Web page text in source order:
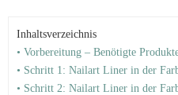
Inhaltsverzeichnis
• Vorbereitung – Benötigte
• Schritt 1: Nailart Liner in der
• Schritt 2: Nailart Liner in der